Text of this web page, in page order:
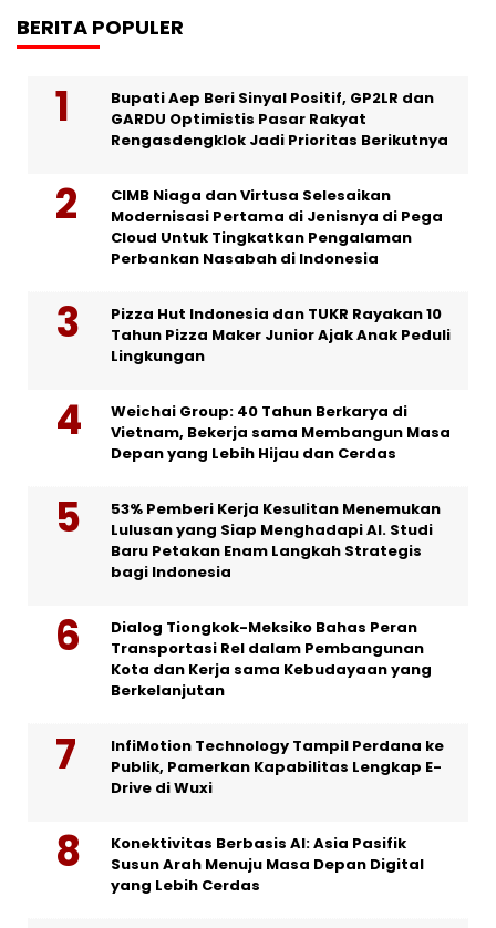
BERITA POPULER
Bupati Aep Beri Sinyal Positif, GP2LR dan
GARDU Optimistis Pasar Rakyat
Rengasdengklok Jadi Prioritas Berikutnya
CIMB Niaga dan Virtusa Selesaikan
Modernisasi Pertama di Jenisnya di Pega
Cloud Untuk Tingkatkan Pengalaman
Perbankan Nasabah di Indonesia
Pizza Hut Indonesia dan TUKR Rayakan 10
Tahun Pizza Maker Junior Ajak Anak Peduli
Lingkungan
Weichai Group: 40 Tahun Berkarya di
Vietnam, Bekerja sama Membangun Masa
Depan yang Lebih Hijau dan Cerdas
53% Pemberi Kerja Kesulitan Menemukan
Lulusan yang Siap Menghadapi AI. Studi
Baru Petakan Enam Langkah Strategis
bagi Indonesia
Dialog Tiongkok-Meksiko Bahas Peran
Transportasi Rel dalam Pembangunan
Kota dan Kerja sama Kebudayaan yang
Berkelanjutan
InfiMotion Technology Tampil Perdana ke
Publik, Pamerkan Kapabilitas Lengkap E-
Drive di Wuxi
Konektivitas Berbasis AI: Asia Pasifik
Susun Arah Menuju Masa Depan Digital
yang Lebih Cerdas